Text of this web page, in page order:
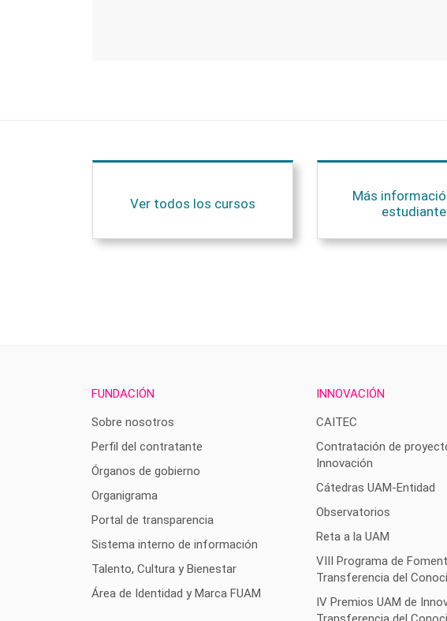
Ver todos los cursos
Más
FUNDACIÓN
Sobre nosotros
Perfil del contratante
Órganos de gobierno
Organigrama
Portal de transparencia
Sistema interno de información
Talento, Cultura y Bienestar
Área de Identidad y Marca FUAM
INNOVACIÓN
CAITEC
Contratación de
Innovación
Cátedras UAM-Entidad
Observatorios
Reta a la UAM
VIII Programa de
Transferencia del
IV Premios UAM de